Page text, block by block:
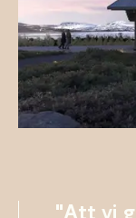
"Att vi